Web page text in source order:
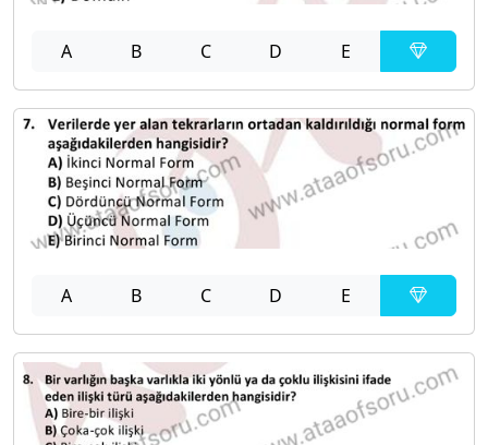
A B C D E
A B C D E